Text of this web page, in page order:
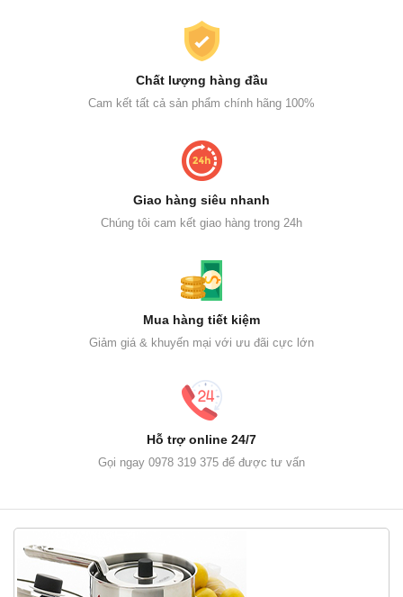
Chất lượng hàng đầu
Cam kết tất cả sản phẩm chính hãng 100%
Giao hàng siêu nhanh
Chúng tôi cam kết giao hàng trong 24h
Mua hàng tiết kiệm
Giảm giá & khuyến mại với ưu đãi cực lớn
Hỗ trợ online 24/7
Gọi ngay 0978 319 375 để được tư vấn